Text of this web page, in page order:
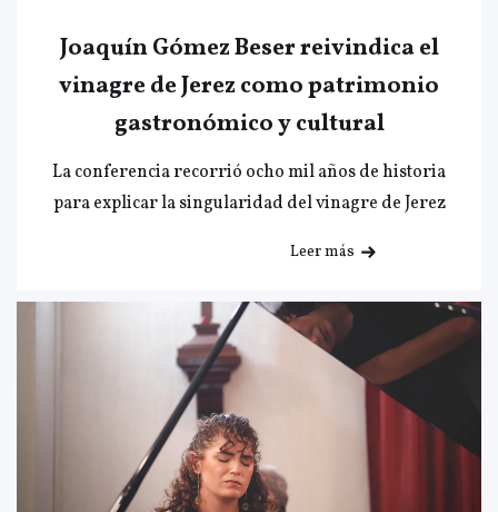
Joaquín Gómez Beser reivindica el
vinagre de Jerez como patrimonio
gastronómico y cultural
La conferencia recorrió ocho mil años de historia
para explicar la singularidad del vinagre de Jerez
Leer más